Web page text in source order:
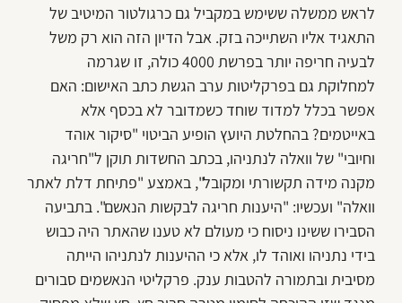
לראש ממשלה ששימש במקביל גם כרגולטור המיטיב של
התאגיד אליו השתייכה בזק. אבל הדיון הזה הוא רק משל
לבעיה חריפה יותר בפרשת 4000 כולה, זו שגרמה
למחלוקת גם בפרקליטות ערב הגשת כתב האישום: האם
אפשר בכלל למדוד שוחד כשמדובר לא בכסף אלא
באייטמים? בהחלטת היועץ הופיע הביטוי "סיקור אוהד
וחיובי" של וואלה לנתניהו, בכתב החשדות תוקן ל"חריגה
מקנה מידה תקשורתי ומקובל", באמצע "פתיחת דלת לאתר
וואלה" ועכשיו: "היענות חריגה לבקשות הנאשם". בתביעה
הסבירו ששינו ניסוח כי מעולם לא טענו שהאתר היה כבוש
בידי נתניהו ואוהד לו, אלא כי ההיענות לנתניהו הייתה
מסיבית ובתמורה להטבות ענק. פרקליטי הנאשמים סבורים